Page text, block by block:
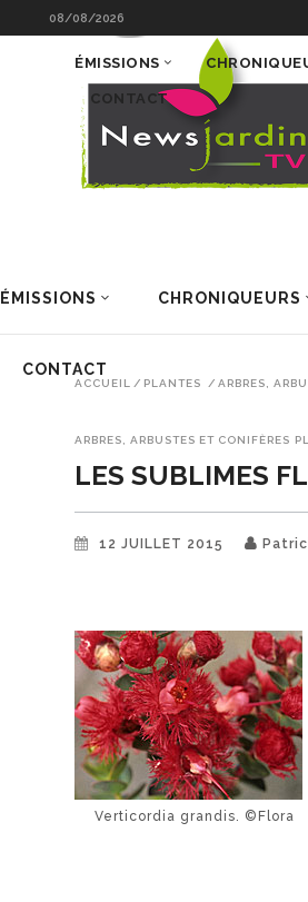
08/08/2026
ÉMISSIONS CHRONIQUEURS
CONTACT
ÉMISSIONS
CONTACT
ACCUEIL / PLANTES / ARBRES,
ARBRES, ARBUSTES ET CONIFÈRES
LES SUBLIMES
12 JUILLET 2015
Verticordia grandis. ©Flora